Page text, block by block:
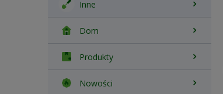
Inne
Dom
Produkty
Nowości